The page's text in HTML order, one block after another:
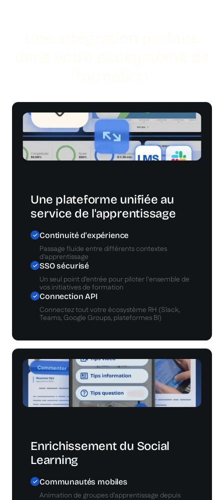
Une plateforme unifiée au
service de l'apprentissage
Continuité d'expérience
Passage fluide entre différents contextes
d'apprentissage
SSO sécurisé
Un seul point d’entrée pour piloter l'ensemble de
vos initiatives de formation
Connection API
Connectez tout votre écosystème RH (Slack,
Teams, Google Groups, plateformes BI)
Enrichissement du Social
Learning
Communautés mobiles
Animation de groupes d'apprentissage depuis